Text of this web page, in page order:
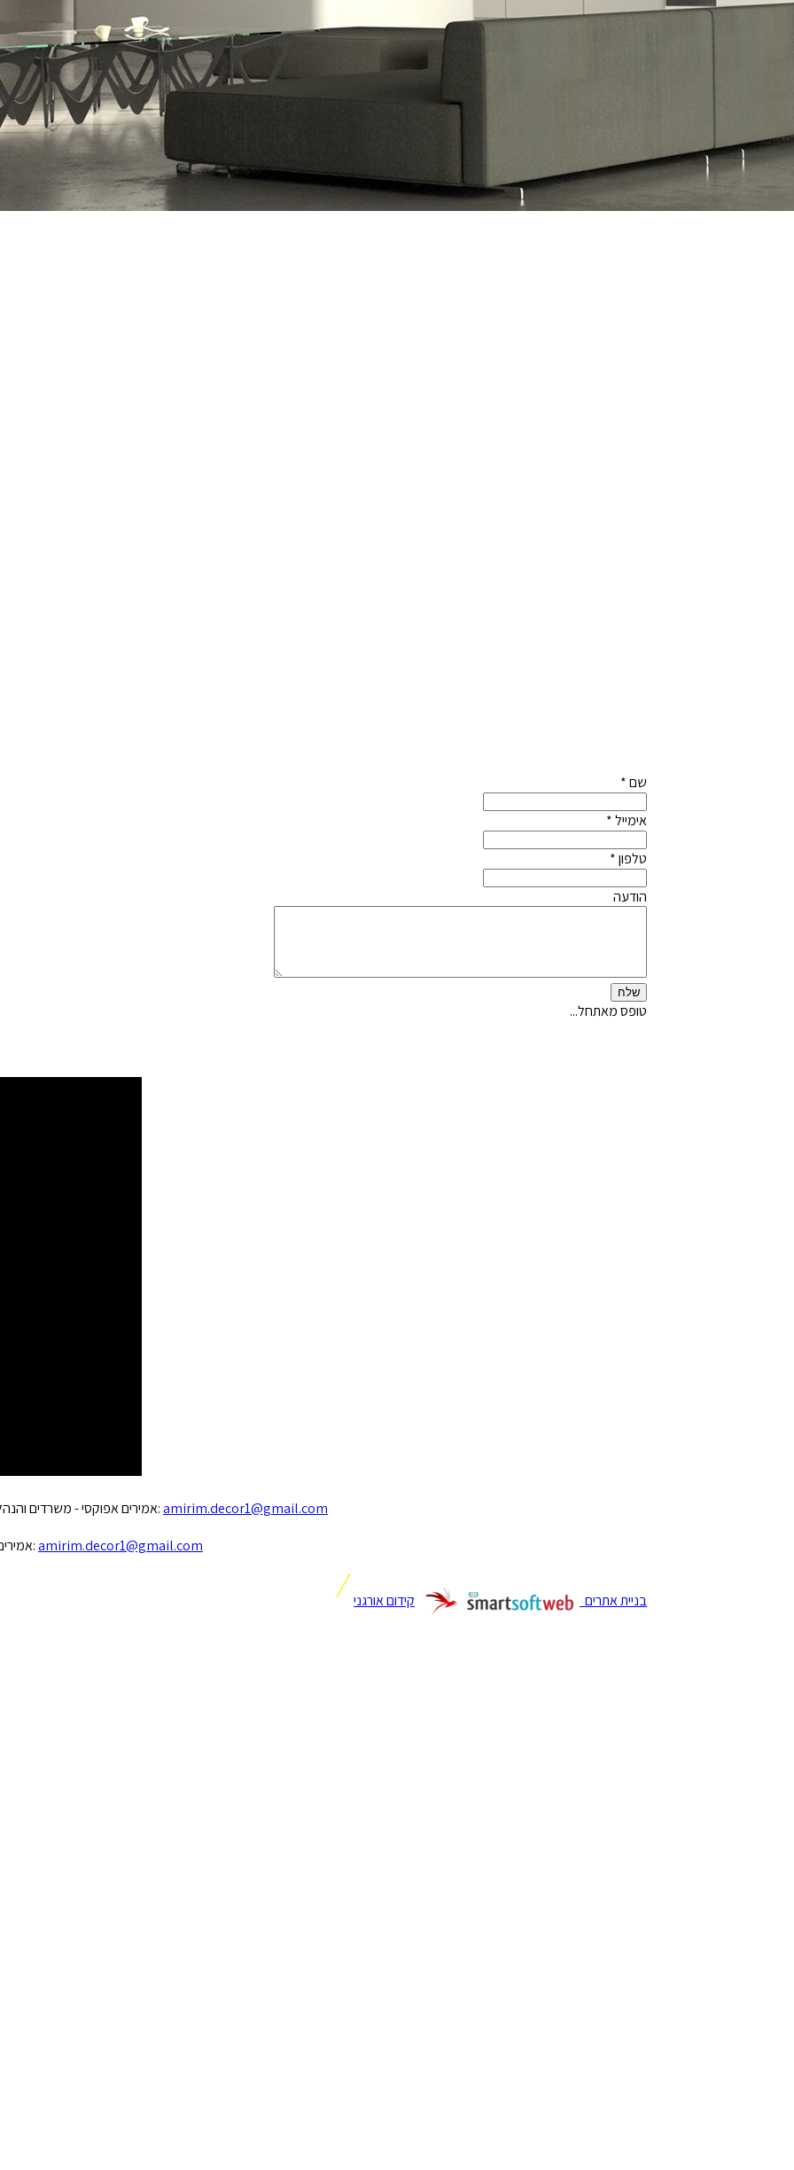
שם*
אימייל*
טלפון*
הודעה
שלח
טופס מאתחל...
אמירים אפוקסי - משרדים והנהלה מושב בני ראם טל. ראשי: 077-4604209 נייד מכירות:050-5260618 דוא"ל:amirim.decor1@gmail.com
דוא"ל:amirim.decor1@gmail.com
בניית אתרים קידום אורגני